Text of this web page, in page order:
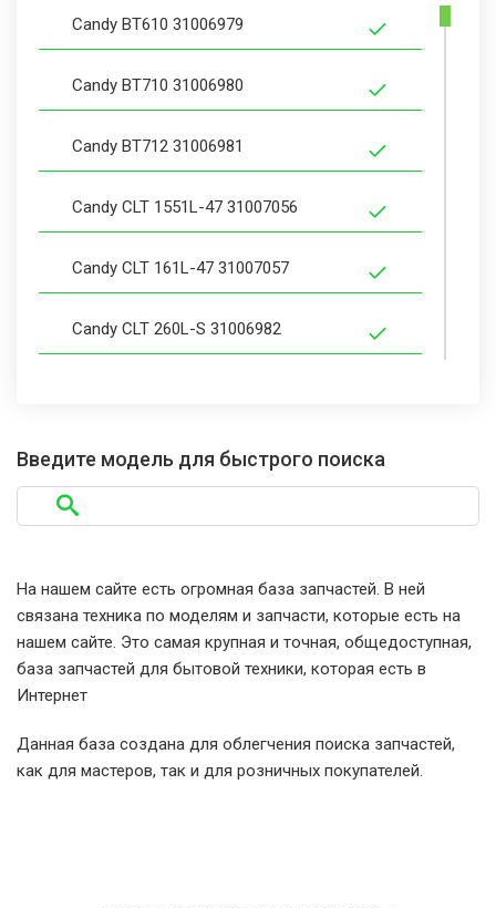
Candy BT610 31006979
Candy BT710 31006980
Candy BT712 31006981
Candy CLT 1551L-47 31007056
Candy CLT 161L-47 31007057
Candy CLT 260L-S 31006982
Candy CLT 272L-S 31007077
Candy CLT 273L-47 31007052
Candy CLT 362DS-47 31007269
Candy CLT 362L-S 31006983
Candy CLT 362LS-47 31007054
Введите модель для быстрого поиска
На нашем сайте есть огромная база запчастей. В ней
связана техника по моделям и запчасти, которые есть на
нашем сайте. Это самая крупная и точная, общедоступная,
база запчастей для бытовой техники, которая есть в
Интернет
Данная база создана для облегчения поиска запчастей,
как для мастеров, так и для розничных покупателей.